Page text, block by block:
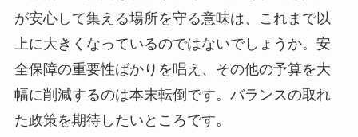
が安心して集える場所を守る意味は、これまで以
上に大きくなっているのではないでしょうか。安
全保障の重要性ばかりを唱え、その他の予算を大
幅に削減するのは本末転倒です。バランスの取れ
た政策を期待したいところです。